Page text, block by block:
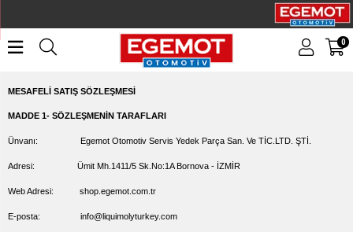
0
MESAFELİ SATIŞ SÖZLEŞMESİ
MADDE 1- SÖZLEŞMENİN TARAFLARI
Ünvanı: Egemot Otomotiv Servis Yedek Parça San. Ve TİC.LTD. ŞTİ.
Adresi: Ümit Mh.1411/5 Sk.No:1A Bornova - İZMİR
Web Adresi: shop.egemot.com.tr
E-posta: info@liquimolyturkey.com